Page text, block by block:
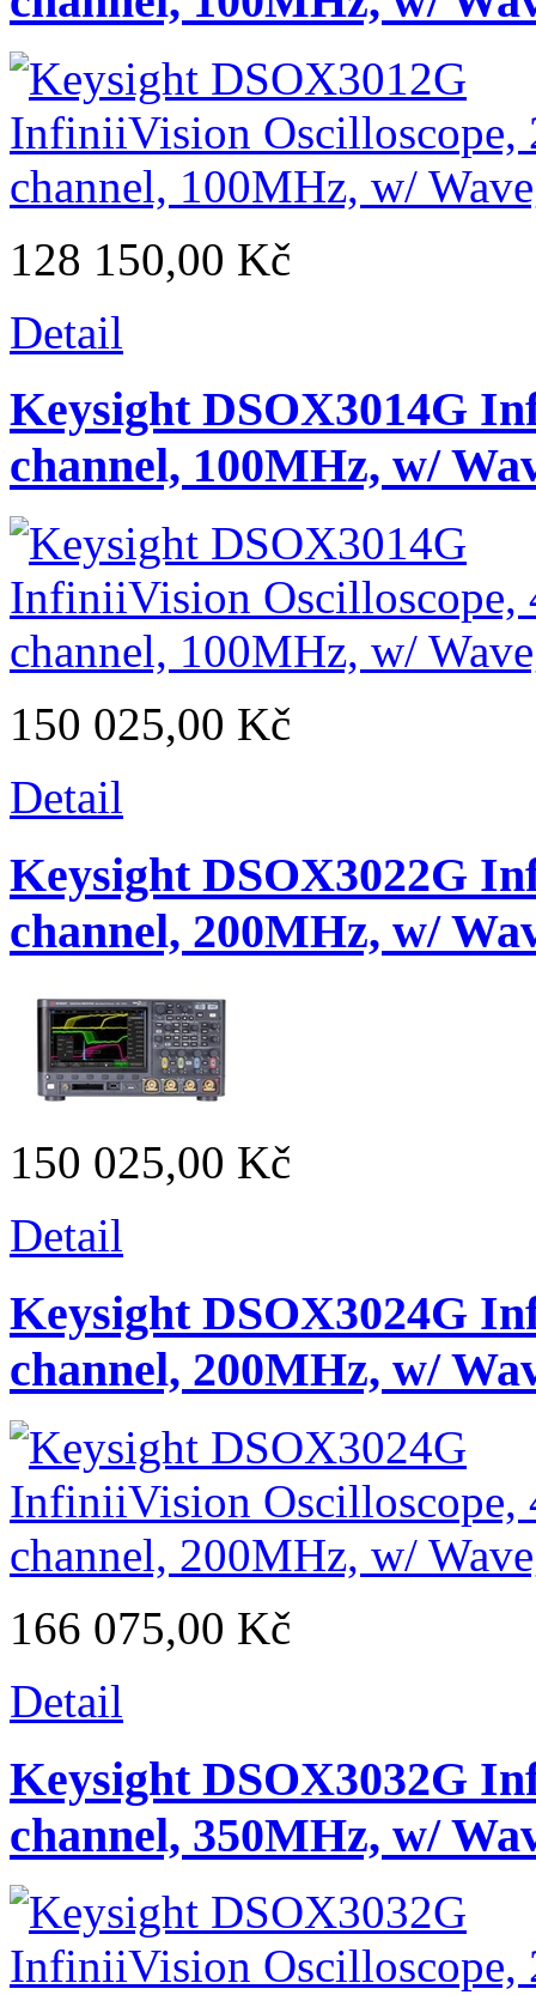
128 150,00 Kč
Detail
Keysight DSOX3014G
channel, 100MHz, w/
150 025,00 Kč
Detail
Keysight DSOX3022G
channel, 200MHz, w/
150 025,00 Kč
Detail
Keysight DSOX3024G
channel, 200MHz, w/
166 075,00 Kč
Detail
Keysight DSOX3032G
channel, 350MHz, w/